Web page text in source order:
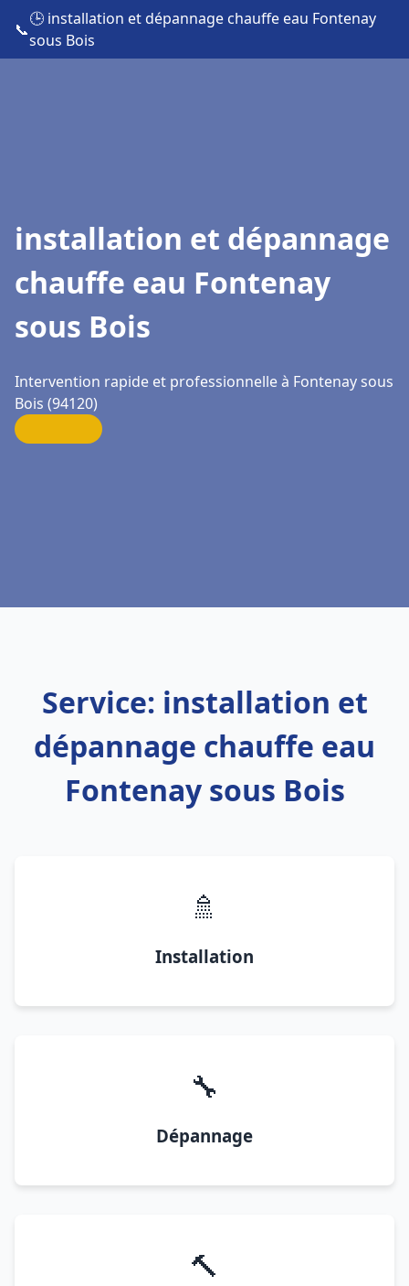
📞
🕒 installation et dépannage chauffe eau Fontenay
sous Bois
installation et dépannage
chauffe eau Fontenay
sous Bois
Intervention rapide et professionnelle à Fontenay sous
Bois (94120)
Service: installation et
dépannage chauffe eau
Fontenay sous Bois
🚿
Installation
🔧
Dépannage
🔨